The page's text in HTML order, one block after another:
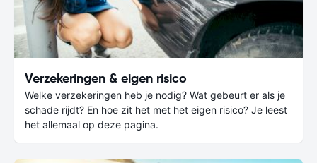
Verzekeringen & eigen risico
Welke verzekeringen heb je nodig? Wat gebeurt er als je
schade rijdt? En hoe zit het met het eigen risico? Je leest
het allemaal op deze pagina.